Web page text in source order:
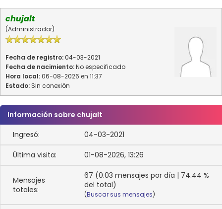
chujalt
(Administrador)
Fecha de registro: 04-03-2021
Fecha de nacimiento:No especificado
Hora local: 06-08-2026 en 11:37
Estado: Sin conexión
Información sobre chujalt
Ingresó:
04-03-2021
Última visita: 01-08-2026, 13:26
Mensajes
totales:
67 (0.03 mensajes por día | 74.44 %
del total)
(Buscar sus mensajes)